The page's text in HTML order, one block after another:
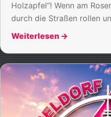
Holzapfel“! Wenn am
durch die Straßen rollen
Weiterlesen →